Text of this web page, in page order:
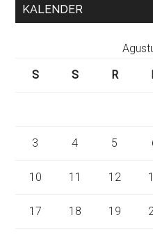
KALENDER
S
S R
3 4 5
10 11 12
17 18 19